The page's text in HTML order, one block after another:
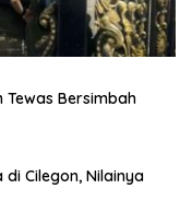
Tewas Bersimbah
di Cilegon, Nilainya